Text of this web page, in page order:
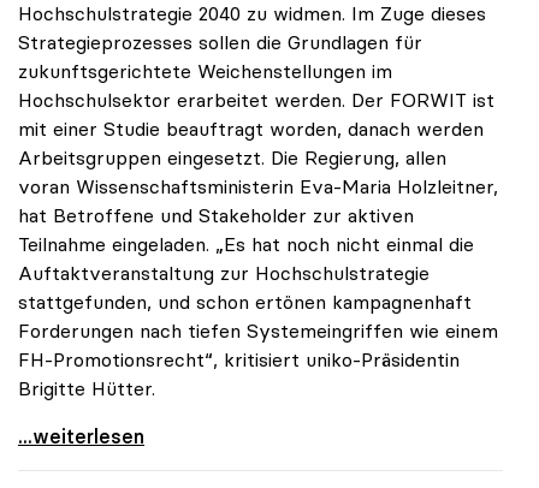
Hochschulstrategie 2040 zu widmen. Im Zuge dieses
Strategieprozesses sollen die Grundlagen für
zukunftsgerichtete Weichenstellungen im
Hochschulsektor erarbeitet werden. Der FORWIT ist
mit einer Studie beauftragt worden, danach werden
Arbeitsgruppen eingesetzt. Die Regierung, allen
voran Wissenschaftsministerin Eva-Maria Holzleitner,
hat Betroffene und Stakeholder zur aktiven
Teilnahme eingeladen. „Es hat noch nicht einmal die
Auftaktveranstaltung zur Hochschulstrategie
stattgefunden, und schon ertönen kampagnenhaft
Forderungen nach tiefen Systemeingriffen wie einem
FH-Promotionsrecht“, kritisiert uniko-Präsidentin
Brigitte Hütter.
„Deplatzierte Kampagne“: uniko irritiert über
...weiterlesen